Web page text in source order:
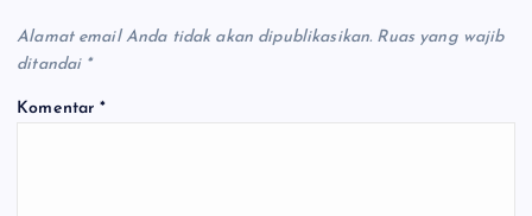
Alamat email Anda tidak akan dipublikasikan. Ruas yang wajib
ditandai *
Komentar*